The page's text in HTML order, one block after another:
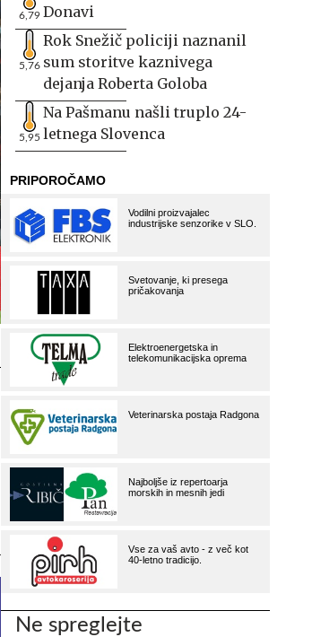
6,79 Donavi
5,76
Rok Snežič policiji naznanil
sum storitve kaznivega
dejanja Roberta Goloba
5,95
Na Pašmanu našli truplo 24-
letnega Slovenca
Ne spreglejte